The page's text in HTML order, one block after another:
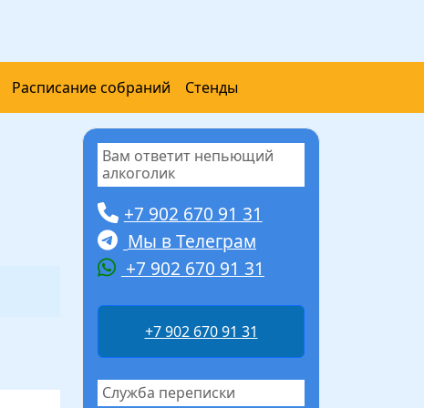
Расписание собраний Стенды
Вам ответит непьющий
алкоголик
+7 902 670 91 31
Мы в Телеграм
+7 902 670 91 31
+7 902 670 91 31
Служба переписки